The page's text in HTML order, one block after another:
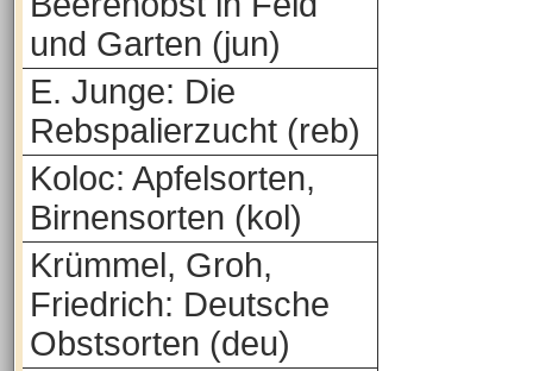
und Garten (jun)
E. Junge: Die
Rebspalierzucht (reb)
Koloc: Apfelsorten,
Birnensorten (kol)
Krümmel, Groh,
Friedrich: Deutsche
Obstsorten (deu)